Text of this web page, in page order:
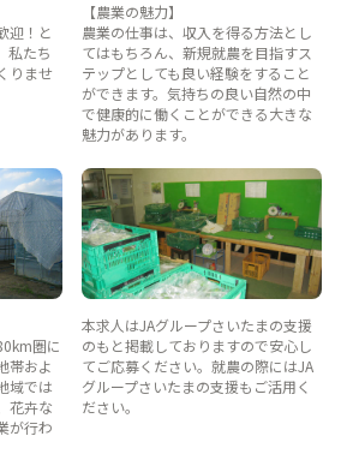
迎！と
私たち
りませ
【農業の魅力】
農業の仕事は、収入を得る方法とし
てはもちろん、新規就農を目指すス
テップとしても良い経験をすること
ができます。気持ちの良い自然の中
で健康的に働くことができる大きな
魅力があります。
圏に
帯およ
域では
花卉な
が行わ
本求人はJAグループさいたまの支援
のもと掲載しておりますので安心し
てご応募ください。就農の際にはJA
グループさいたまの支援もご活用く
ださい。